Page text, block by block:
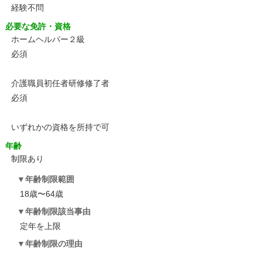
経験不問
必要な免許・資格
ホームヘルパー２級
必須
介護職員初任者研修修了者
必須
いずれかの資格を所持で可
年齢
制限あり
年齢制限範囲
18歳〜64歳
年齢制限該当事由
定年を上限
年齢制限の理由